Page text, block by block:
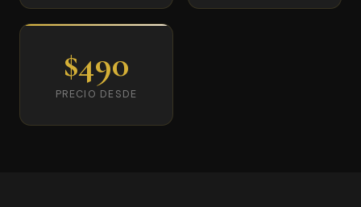
$490
PRECIO DESDE